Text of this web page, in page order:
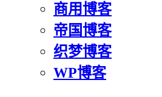
商用博客
帝国博客
织梦博客
WP博客